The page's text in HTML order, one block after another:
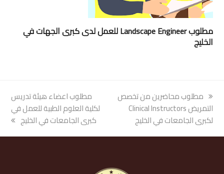
مطلوب Landscape Engineer للعمل لدى كبرى الجهات في
الخليج
previous
post:
مطلوب محاضرين من تخصص
التمريض Clinical Instructors
لكبرى الجامعات في الخليج
next
post:
مطلوب اعضاء هيئة تدريس
لكلية العلوم الطبية للعمل في
كبرى الجامعات في الخليج